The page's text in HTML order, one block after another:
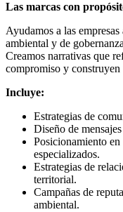
Las marcas con
Ayudamos a las
ambiental y de
Creamos narrativas que
compromiso y
Incluye:
Estrategias de
Diseño de
Posicionamiento
especializados.
Estrategias de
territorial.
Campañas de
ambiental.